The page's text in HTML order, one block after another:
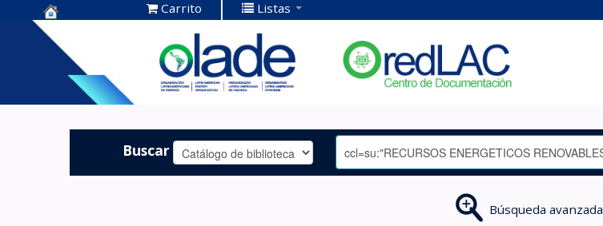
Centro de
Documentación
OLADE -
Carrito Listas
Buscar
Búsqueda avanzada